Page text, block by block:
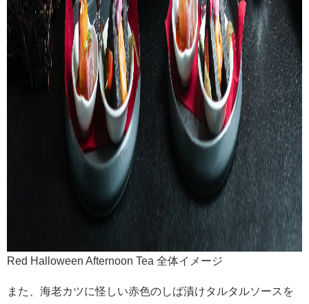
Red Halloween Afternoon Tea 全体イメージ
また、海老カツに怪しい赤色のしば漬けタルタルソースを